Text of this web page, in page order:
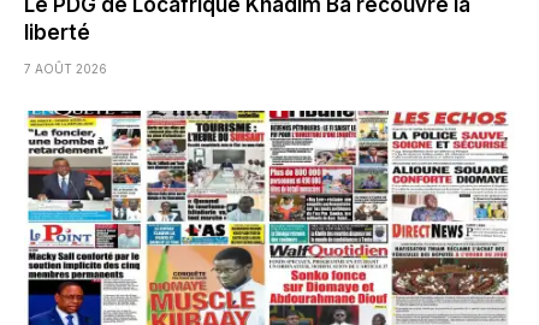
Le PDG de Locafrique Khadim Ba recouvre la
liberté
7 AOÛT 2026